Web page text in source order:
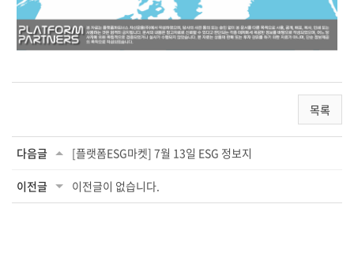
목록
다음글 [플랫폼ESG마켓] 7월 13일 ESG 정보지
이전글 이전글이 없습니다.